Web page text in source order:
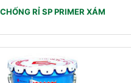
RỈ SP PRIMER XÁM